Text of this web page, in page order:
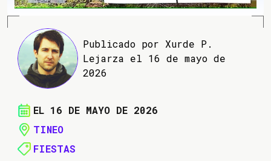
Publicado por Xurde P.
Lejarza el 16 de mayo de
2026
EL 16 DE MAYO DE 2026
TINEO
FIESTAS